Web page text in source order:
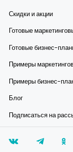
Скидки и акции
Готовые
Готовые бизнес-
Примеры
Примеры бизнес-
Блог
Подписаться на